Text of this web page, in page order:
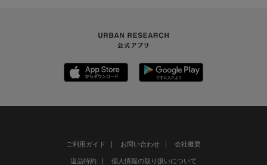
ご利用ガイド お問い合わせ 会社概要
返品特約 個人情報の取り扱いについて